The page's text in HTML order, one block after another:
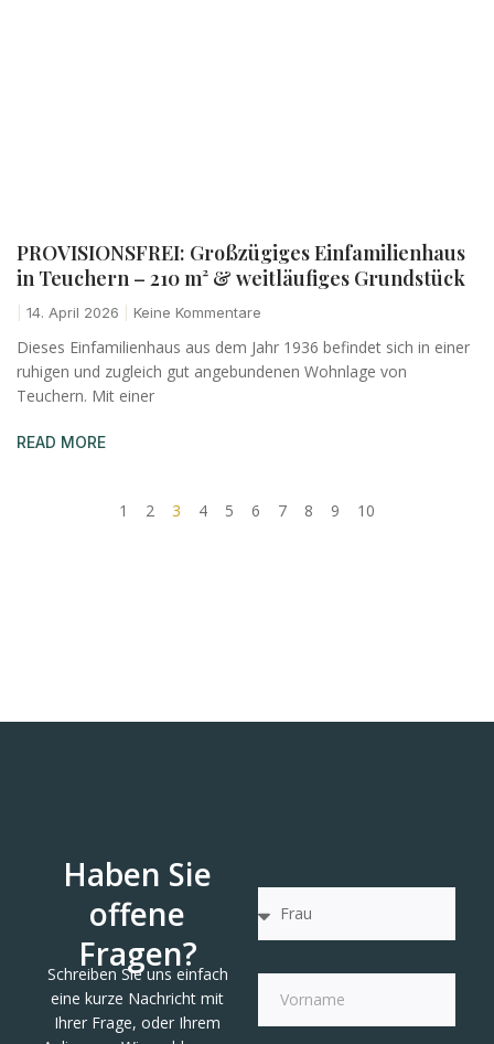
PROVISIONSFREI: Großzügiges Einfamilienhaus
in Teuchern – 210 m² & weitläufiges Grundstück
14. April 2026 Keine Kommentare
Dieses Einfamilienhaus aus dem Jahr 1936 befindet sich in einer
ruhigen und zugleich gut angebundenen Wohnlage von
Teuchern. Mit einer
READ MORE
1 2 3 4 5 6 7 8 9 10
Haben Sie
offene
Fragen?
Schreiben Sie uns einfach
eine kurze Nachricht mit
Ihrer Frage, oder Ihrem